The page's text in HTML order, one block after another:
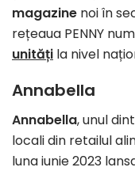
magazine noi în
rețeaua PENNY
unități la nivel
Annabella
Annabella, unul
locali din retailul
luna iunie 2023